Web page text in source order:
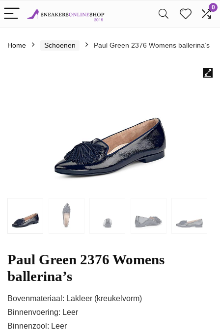
0
Home Schoenen Paul Green 2376 Womens ballerina’s
Paul Green 2376 Womens
ballerina’s
Bovenmateriaal: Lakleer (kreukelvorm)
Binnenvoering: Leer
Binnenzool: Leer